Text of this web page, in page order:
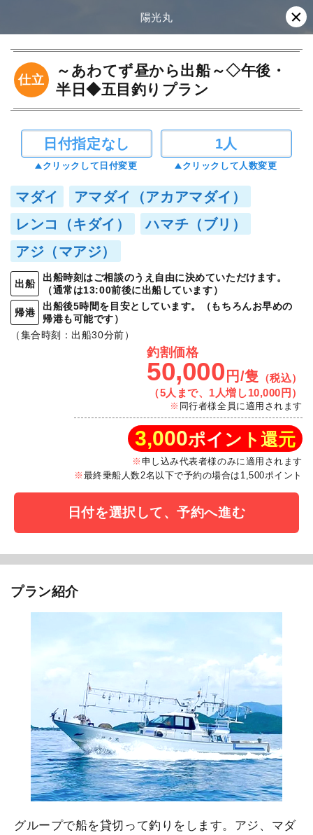
陽光丸
仕立
～あわてず昼から出船～◇午後・
半日◆五目釣りプラン
日付指定なし
クリックして日付変更
1人
クリックして人数変更
マダイ
アマダイ（アカアマダイ）
レンコ（キダイ）
ハマチ（ブリ）
アジ（マアジ）
出船
出船時刻はご相談のうえ自由に決めていただけます。
（通常は13:00前後に出船しています）
帰港
出船後5時間を目安としています。（もちろんお早めの
帰港も可能です）
（集合時刻：出船30分前）
釣割価格
50,000 円/隻
（税込）
（5人まで、1人増し10,000円）
同行者様全員に適用されます
3,000ポイント還元
申し込み代表者様のみに適用されます
最終乗船人数2名以下で予約の場合は1,500ポイント
日付を選択して、予約へ進む
プラン紹介
グループで船を貸切って釣りをします。アジ、マダ